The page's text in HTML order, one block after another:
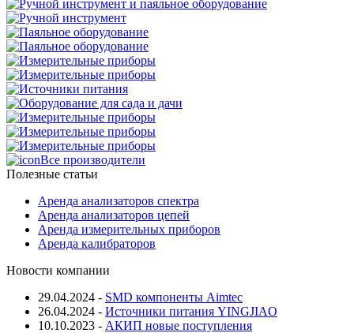
Все производители
Полезные статьи
Аренда анализаторов спектра
Аренда анализаторов цепей
Аренда измерительных приборов
Аренда калибраторов
Новости компании
29.04.2024 - SMD компоненты Aimtec
26.04.2024 - Источники питания YINGJIAO
10.10.2023 - АКИП новые поступления